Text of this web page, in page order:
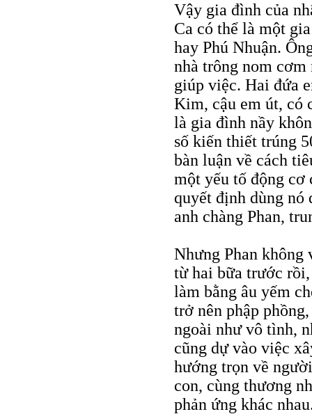
Vậy gia đình của
Ca có thể là một
hay Phú Nhuận.
nhà trông nom
giúp việc. Hai đứa
Kim, cậu em út, có
là gia đình nầy
số kiến thiết trúng
bàn luận về cách
một yếu tố động cơ
quyết định dùng nó
anh chàng Phan,
Nhưng Phan không
từ hai bữa trước
làm bằng âu yếm
trở nên phập
ngoài như vô tình,
cũng dự vào việc
hướng trọn về
con, cùng thương
phản ứng khác